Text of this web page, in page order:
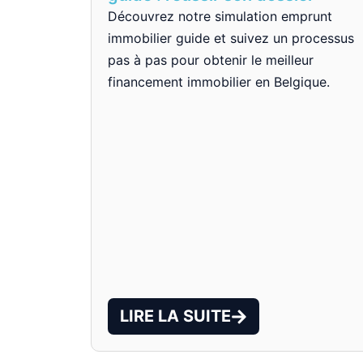
Découvrez notre simulation emprunt
immobilier guide et suivez un processus
pas à pas pour obtenir le meilleur
financement immobilier en Belgique.
LIRE LA SUITE